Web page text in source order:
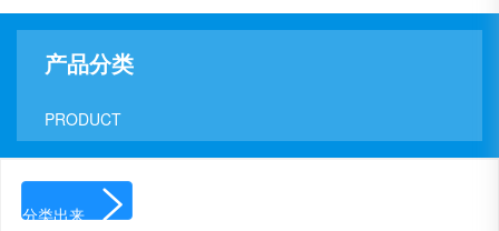
产品展示
产品分类
PRODUCT
分类出来 